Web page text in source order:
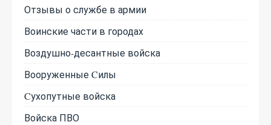
Отзывы о службе в армии
Воинские части в городах
Воздушно-десантные войска
Вооруженные Cилы
Cухопутные войска
Войска ПВО